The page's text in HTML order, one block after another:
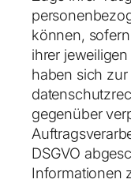
können,
ihrer
haben sich
gegenüber
DSGVO
Informationen